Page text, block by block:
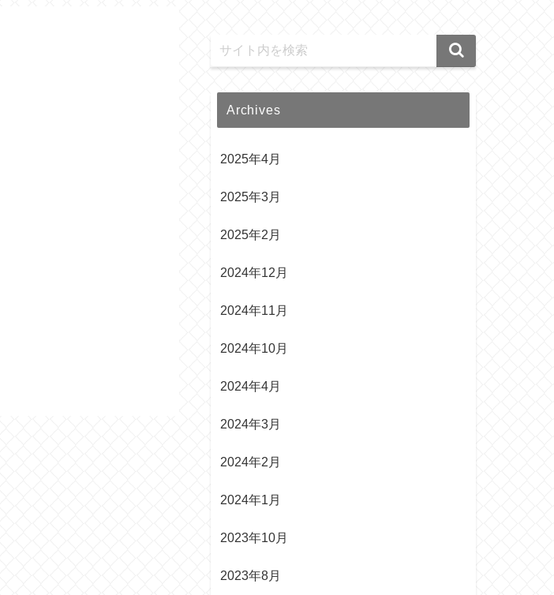
Archives
2025年4月
2025年3月
2025年2月
2024年12月
2024年11月
2024年10月
2024年4月
2024年3月
2024年2月
2024年1月
2023年10月
2023年8月